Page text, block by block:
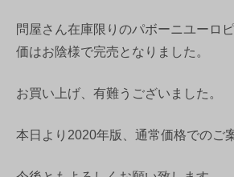
問屋さん在庫限りのパボーニユーロ
価はお陰様で完売となりました。
お買い上げ、有難うございました。
本日より2020年版、通常価格でのご